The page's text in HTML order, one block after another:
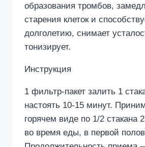
образования тромбов,
старения клеток и
долголетию, снимает
тонизирует.
Инструкция
1 фильтр-пакет залить 1
настоять 10-15 минут.
горячем виде по 1/2 стакана
во время еды, в первой